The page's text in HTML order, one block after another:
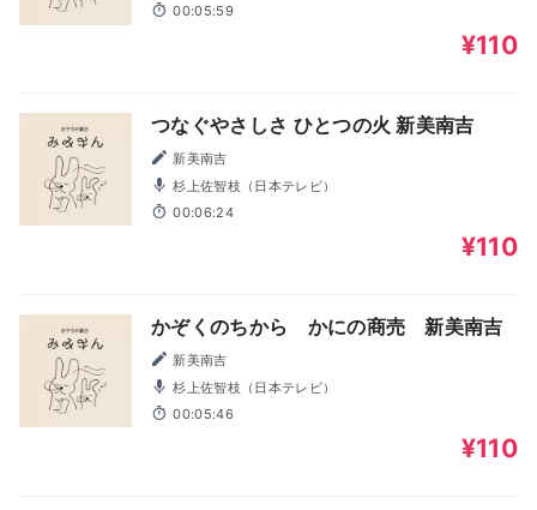
00:05:59
¥110
つなぐやさしさ ひとつの火 新美南吉
新美南吉
杉上佐智枝（日本テレビ）
00:06:24
¥110
かぞくのちから かにの商売 新美南吉
新美南吉
杉上佐智枝（日本テレビ）
00:05:46
¥110